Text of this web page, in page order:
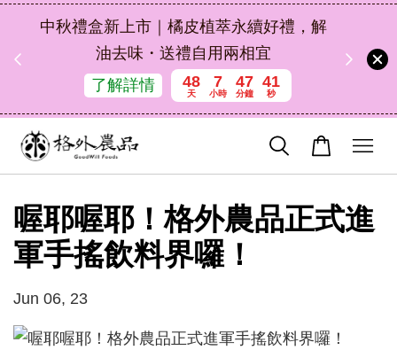
中秋禮盒新上市｜橘皮植萃永續好禮，解
油去味・送禮自用兩相宜
了解詳情
48
天
7
小時
47
分鐘
41
秒
喔耶喔耶！格外農品正式進
軍手搖飲料界囉！
Jun 06, 23